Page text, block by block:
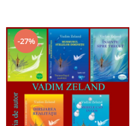
-27%